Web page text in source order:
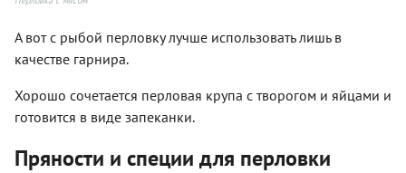
А вот с рыбой перловку лучше использовать лишь в
качестве гарнира.
Хорошо сочетается перловая крупа с творогом и яйцами и
готовится в виде запеканки.
Пряности и специи для перловки